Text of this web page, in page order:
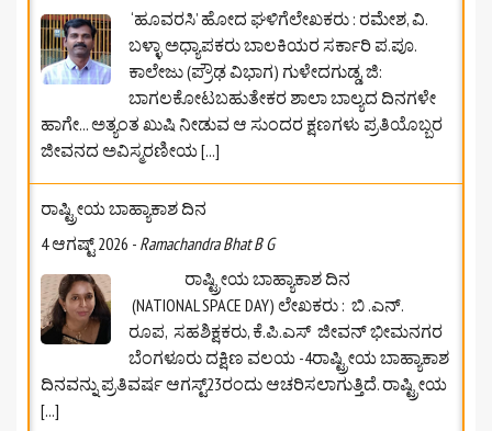
‘ಹೂವರಸಿ’ ಹೋದ ಘಳಿಗೆಲೇಖಕರು : ರಮೇಶ, ವಿ.
ಬಳ್ಳಾ ಅಧ್ಯಾಪಕರು ಬಾಲಕಿಯರ ಸರ್ಕಾರಿ ಪ.ಪೂ.
ಕಾಲೇಜು (ಪ್ರೌಢ ವಿಭಾಗ) ಗುಳೇದಗುಡ್ಡ, ಜಿ:
ಬಾಗಲಕೋಟ‌ಬಹುತೇಕರ ಶಾಲಾ ಬಾಲ್ಯದ ದಿನಗಳೇ
ಹಾಗೇ... ಅತ್ಯಂತ ಖುಷಿ ನೀಡುವ ಆ ಸುಂದರ ಕ್ಷಣಗಳು ಪ್ರತಿಯೊಬ್ಬರ
ಜೀವನದ ಅವಿಸ್ಮರಣೀಯ[...]
ರಾಷ್ಟ್ರೀಯ ಬಾಹ್ಯಾಕಾಶ ದಿನ
4 ಆಗಷ್ಟ್ 2026 - Ramachandra Bhat B G
ರಾಷ್ಟ್ರೀಯ ಬಾಹ್ಯಾಕಾಶ ದಿನ
(NATIONAL SPACE DAY) ಲೇಖಕರು : ಬಿ .ಎನ್.
ರೂಪ, ಸಹಶಿಕ್ಷಕರು, ಕೆ.ಪಿ.ಎಸ್‌ ಜೀವನ್‌ ಭೀಮನಗರ
ಬೆಂಗಳೂರು ದಕ್ಷಿಣ ವಲಯ -4ರಾಷ್ಟ್ರೀಯ ಬಾಹ್ಯಾಕಾಶ
ದಿನವನ್ನು ಪ್ರತಿವರ್ಷ ಆಗಸ್ಟ್23ರಂದು ಆಚರಿಸಲಾಗುತ್ತಿದೆ. ರಾಷ್ಟ್ರೀಯ
[...]